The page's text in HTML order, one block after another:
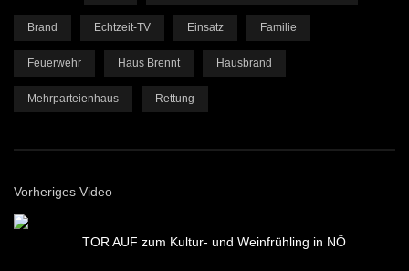
Brand Echtzeit-TV Einsatz Familie
Feuerwehr Haus Brennt Hausbrand
Mehrparteienhaus Rettung
Vorheriges Video
TOR AUF zum Kultur- und Weinfrühling in NÖ